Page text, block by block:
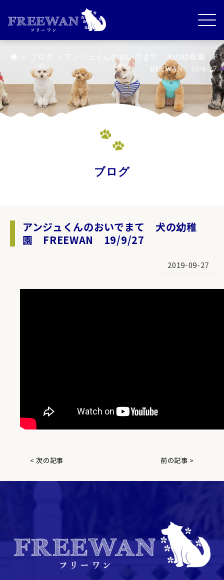
＞アンジュくんのおいでまて 犬の幼稚園 F
REEWAN 19/9/27
ブログ
アンジュくんのおいでまて 犬の幼稚
園 FREEWAN 19/9/27
2019-09-27
< 次の記事 前の記事 >